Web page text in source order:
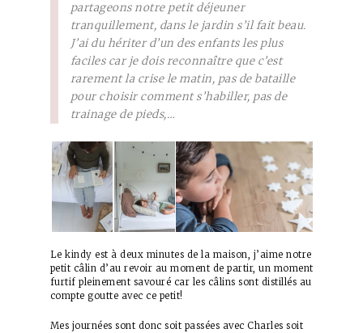
partageons notre petit déjeuner
tranquillement, dans le jardin s’il fait beau.
J’ai du hériter d’un des enfants les plus
faciles car je dois reconnaître que c’est
rarement la crise le matin, pas de bataille
pour choisir comment s’habiller, pas de
trainage de pieds,…
Le kindy est à deux minutes de la maison, j’aime notre
petit câlin d’au revoir au moment de partir, un moment
furtif pleinement savouré car les câlins sont distillés au
compte goutte avec ce petit!
Mes journées sont donc soit passées avec Charles soit